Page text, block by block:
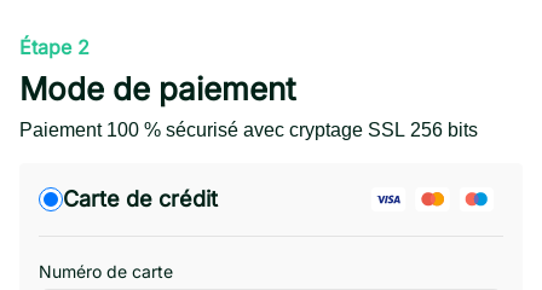
Étape 2
Mode de paiement
Paiement 100 % sécurisé avec cryptage SSL 256 bits
Carte de crédit
Numéro de carte